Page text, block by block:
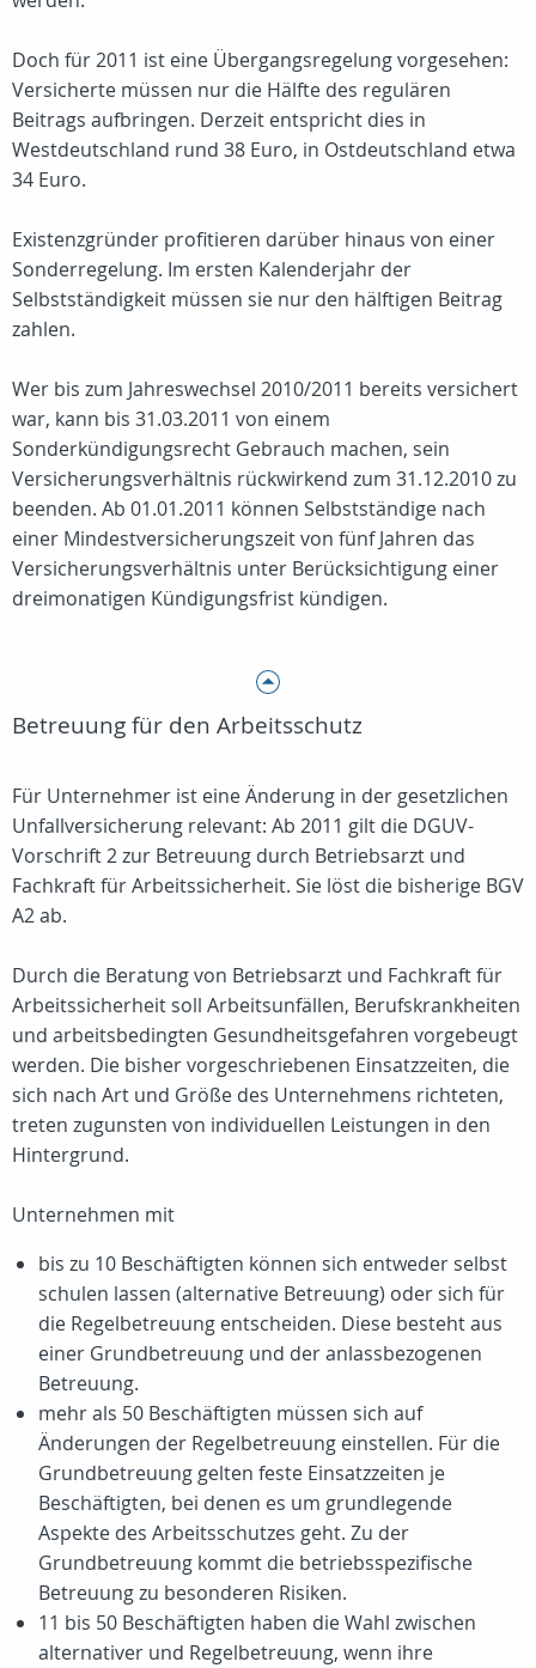
Doch für 2011 ist eine Übergangsregelung vorgesehen:
Versicherte müssen nur die Hälfte des regulären
Beitrags aufbringen. Derzeit entspricht dies in
Westdeutschland rund 38 Euro, in Ostdeutschland etwa
34 Euro.
Existenzgründer profitieren darüber hinaus von einer
Sonderregelung. Im ersten Kalenderjahr der
Selbstständigkeit müssen sie nur den hälftigen Beitrag
zahlen.
Wer bis zum Jahreswechsel 2010/2011 bereits versichert
war, kann bis 31.03.2011 von einem
Sonderkündigungsrecht Gebrauch machen, sein
Versicherungsverhältnis rückwirkend zum 31.12.2010 zu
beenden. Ab 01.01.2011 können Selbstständige nach
einer Mindestversicherungszeit von fünf Jahren das
Versicherungsverhältnis unter Berücksichtigung einer
dreimonatigen Kündigungsfrist kündigen.
Betreuung für den Arbeitsschutz
Für Unternehmer ist eine Änderung in der gesetzlichen
Unfallversicherung relevant: Ab 2011 gilt die DGUV-
Vorschrift 2 zur Betreuung durch Betriebsarzt und
Fachkraft für Arbeitssicherheit. Sie löst die bisherige BGV
A2 ab.
Durch die Beratung von Betriebsarzt und Fachkraft für
Arbeitssicherheit soll Arbeitsunfällen, Berufskrankheiten
und arbeitsbedingten Gesundheitsgefahren vorgebeugt
werden. Die bisher vorgeschriebenen Einsatzzeiten, die
sich nach Art und Größe des Unternehmens richteten,
treten zugunsten von individuellen Leistungen in den
Hintergrund.
Unternehmen mit
bis zu 10 Beschäftigten können sich entweder selbst
schulen lassen (alternative Betreuung) oder sich für
die Regelbetreuung entscheiden. Diese besteht aus
einer Grundbetreuung und der anlassbezogenen
Betreuung.
mehr als 50 Beschäftigten müssen sich auf
Änderungen der Regelbetreuung einstellen. Für die
Grundbetreuung gelten feste Einsatzzeiten je
Beschäftigten, bei denen es um grundlegende
Aspekte des Arbeitsschutzes geht. Zu der
Grundbetreuung kommt die betriebsspezifische
Betreuung zu besonderen Risiken.
11 bis 50 Beschäftigten haben die Wahl zwischen
alternativer und Regelbetreuung, wenn ihre